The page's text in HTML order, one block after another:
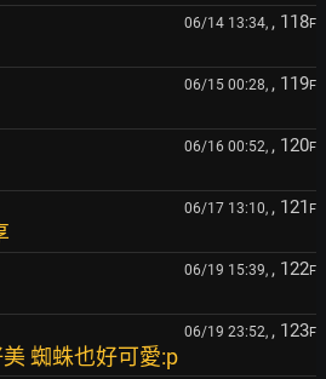
06/14 13:34, , 118F
06/15 00:28, , 119F
06/16 00:52, , 120F
06/17 13:10, , 121 F
06/19 15:39, , 122F
06/19 23:52, , 123F
蜘蛛也好可愛:p